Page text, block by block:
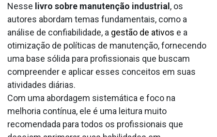
Nesse livro sobre manutenção industrial , os
autores abordam temas fundamentais, como a
análise de confiabilidade, a gestão de ativos e a
otimização de políticas de manutenção, fornecendo
uma base sólida para profissionais que buscam
compreender e aplicar esses conceitos em suas
atividades diárias.
Com uma abordagem sistemática e foco na
melhoria contínua, ele é uma leitura muito
recomendada para todos os profissionais que